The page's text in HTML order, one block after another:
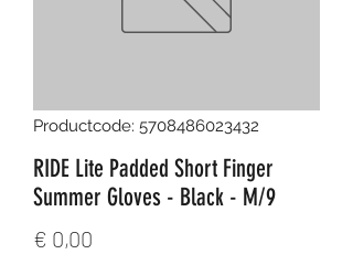
Productcode: 5708486023432
RIDE Lite Padded Short Finger
Summer Gloves - Black - M/9
€ 0,00